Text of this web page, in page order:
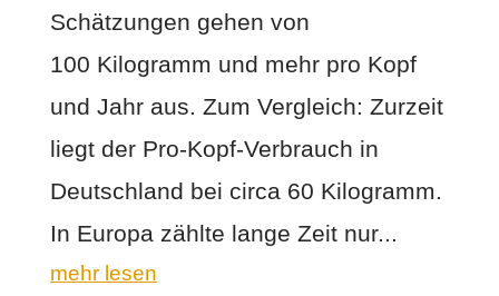
Schätzungen gehen von
100 Kilogramm und mehr pro Kopf
und Jahr aus. Zum Vergleich: Zurzeit
liegt der Pro-Kopf-Verbrauch in
Deutschland bei circa 60 Kilogramm.
In Europa zählte lange Zeit nur...
mehr lesen